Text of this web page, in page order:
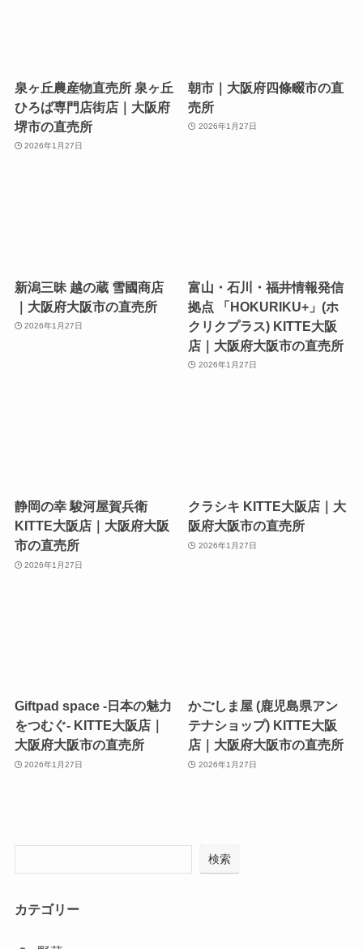
泉ヶ丘農産物直売所 泉ヶ丘
ひろば専門店街店｜大阪府
堺市の直売所
2026年1月27日
朝市｜大阪府四條畷市の直
売所
2026年1月27日
新潟三昧 越の蔵 雪國商店
｜大阪府大阪市の直売所
2026年1月27日
富山・石川・福井情報発信
拠点 「HOKURIKU+」(ホ
クリクプラス) KITTE大阪
店｜大阪府大阪市の直売所
2026年1月27日
静岡の幸 駿河屋賀兵衛
KITTE大阪店｜大阪府大阪
市の直売所
2026年1月27日
クラシキ KITTE大阪店｜大
阪府大阪市の直売所
2026年1月27日
Giftpad space -日本の魅力
をつむぐ- KITTE大阪店｜
大阪府大阪市の直売所
2026年1月27日
かごしま屋 (鹿児島県アン
テナショップ) KITTE大阪
店｜大阪府大阪市の直売所
2026年1月27日
検索
カテゴリー